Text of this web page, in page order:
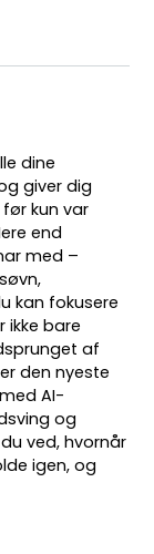
dine
giver dig
kun var
end
med –
kan fokusere
ikke bare
af
den nyeste
AI-
og
ved, hvornår
igen, og